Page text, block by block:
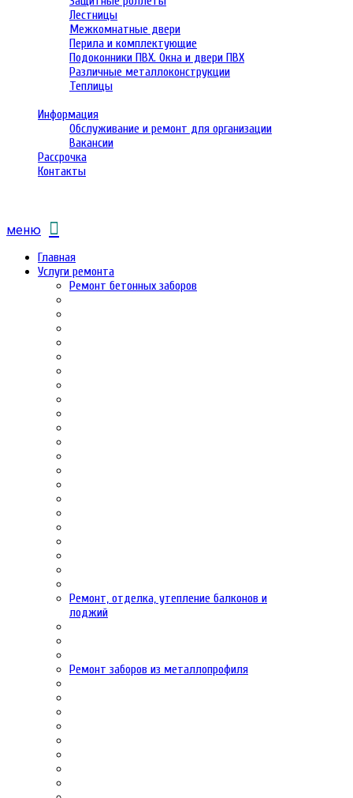
Лестницы
Межкомнатные двери
Перила и комплектующие
Подоконники ПВХ. Окна и двери ПВХ
Различные металлоконструкции
Теплицы
Информация
Обслуживание и ремонт для организации
Вакансии
Рассрочка
Контакты
меню
Главная
Услуги ремонта
Ремонт бетонных заборов
Ремонт, отделка, утепление балконов и
лоджий
Ремонт заборов из металлопрофиля